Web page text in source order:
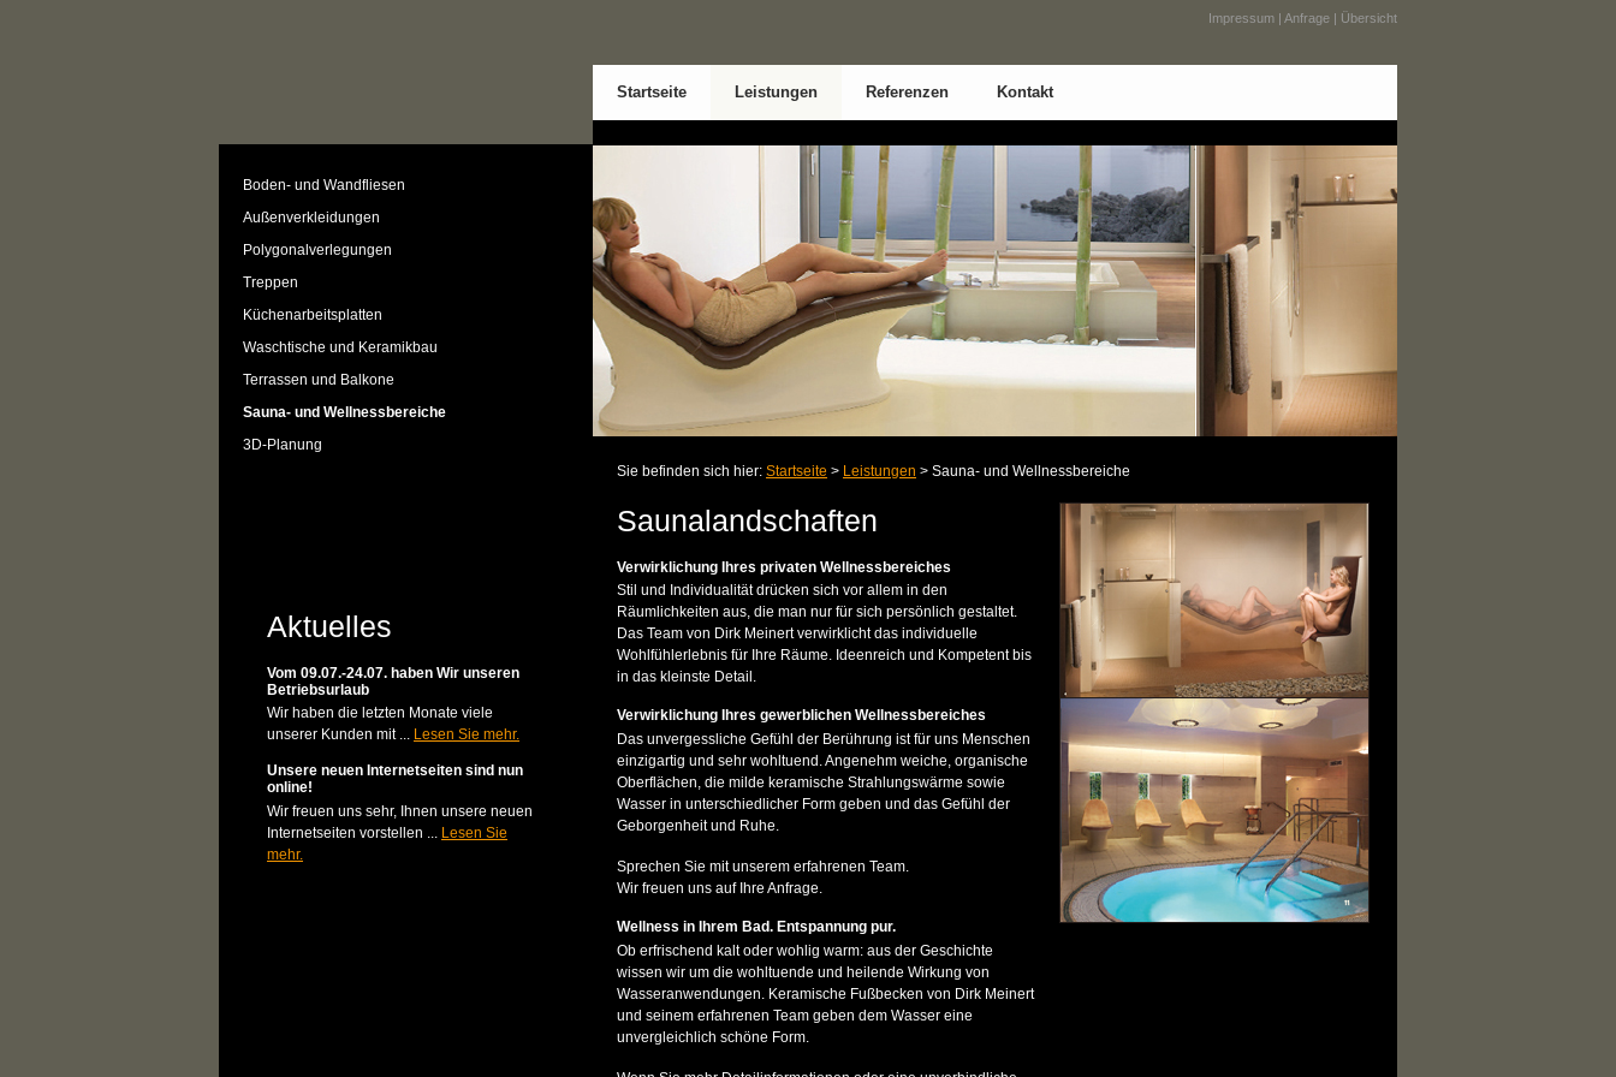
Impressum | Anfrage | Übersicht
Startseite Leistungen Referenzen Kontakt
Boden- und Wandfliesen
Außenverkleidungen
Polygonalverlegungen
Treppen
Küchenarbeitsplatten
Waschtische und Keramikbau
Terrassen und Balkone
Sauna- und Wellnessbereiche
3D-Planung
Aktuelles
Vom 09.07.-24.07. haben Wir unseren
Betriebsurlaub
Wir haben die letzten Monate viele
unserer Kunden mit ... Lesen Sie mehr.
Unsere neuen Internetseiten sind nun
online!
Wir freuen uns sehr, Ihnen unsere neuen
Internetseiten vorstellen ... Lesen Sie
mehr.
Sie befinden sich hier: Startseite > Leistungen > Sauna- und Wellnessbereiche
Saunalandschaften
Verwirklichung Ihres privaten Wellnessbereiches
Stil und Individualität drücken sich vor allem in den
Räumlichkeiten aus, die man nur für sich persönlich gestaltet.
Das Team von Dirk Meinert verwirklicht das individuelle
Wohlfühlerlebnis für Ihre Räume. Ideenreich und Kompetent bis
in das kleinste Detail.
Verwirklichung Ihres gewerblichen Wellnessbereiches
Das unvergessliche Gefühl der Berührung ist für uns Menschen
einzigartig und sehr wohltuend. Angenehm weiche, organische
Oberflächen, die milde keramische Strahlungswärme sowie
Wasser in unterschiedlicher Form geben und das Gefühl der
Geborgenheit und Ruhe.
Sprechen Sie mit unserem erfahrenen Team.
Wir freuen uns auf Ihre Anfrage.
Wellness in Ihrem Bad. Entspannung pur.
Ob erfrischend kalt oder wohlig warm: aus der Geschichte
wissen wir um die wohltuende und heilende Wirkung von
Wasseranwendungen. Keramische Fußbecken von Dirk Meinert
und seinem erfahrenen Team geben dem Wasser eine
unvergleichlich schöne Form.